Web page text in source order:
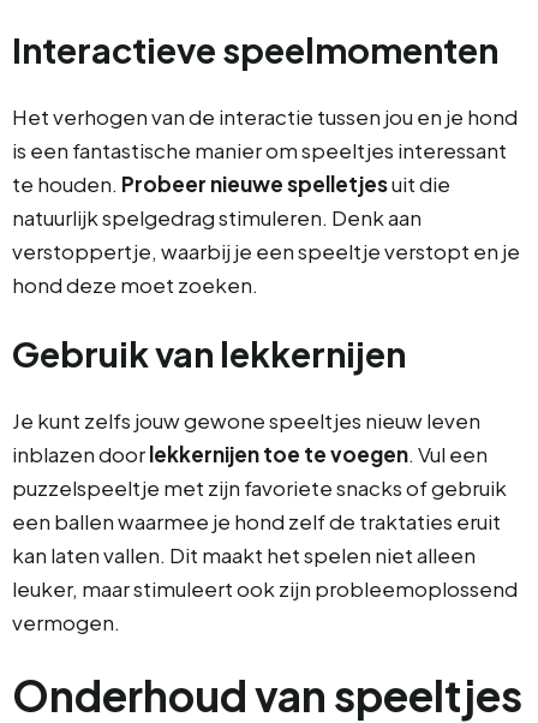
Interactieve speelmomenten
Het verhogen van de interactie tussen jou en je hond
is een fantastische manier om speeltjes interessant
te houden. Probeer nieuwe spelletjesuit die
natuurlijk spelgedrag stimuleren. Denk aan
verstoppertje, waarbij je een speeltje verstopt en je
hond deze moet zoeken.
Gebruik van lekkernijen
Je kunt zelfs jouw gewone speeltjes nieuw leven
inblazen doorlekkernijen toe te voegen. Vul een
puzzelspeeltje met zijn favoriete snacks of gebruik
een ballen waarmee je hond zelf de traktaties eruit
kan laten vallen. Dit maakt het spelen niet alleen
leuker, maar stimuleert ook zijn probleemoplossend
vermogen.
Onderhoud van speeltjes